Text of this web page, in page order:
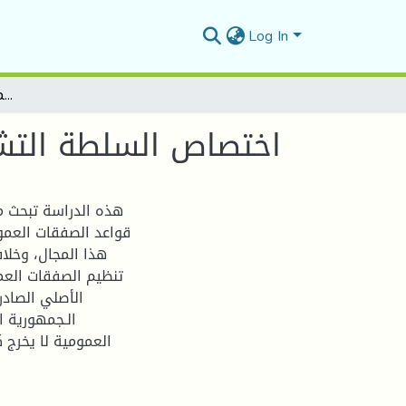
Log In
اختصاص السلطة التشريعية بمجال الصفقات العمومية في القانون الجزائري
اختصاص السلطة
هذه الدراسة تبحث
قواعد الصفقات
هذا المجال،
تنظيم الصفقات
الأصلي
العمومية لا